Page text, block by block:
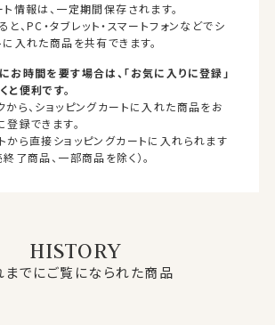
ト情報は、一定期間保存されます。
、PC・タブレット・スマートフォンなどでシ
に入れた商品を共有できます。
お時間を要す場合は、「お気に入りに登録」
と便利です。
から、ショッピングカートに入れた商品をお
録できます。
から直接ショッピングカートに入れられます
了商品、一部商品を除く）。
HISTORY
までにご覧になられた商品